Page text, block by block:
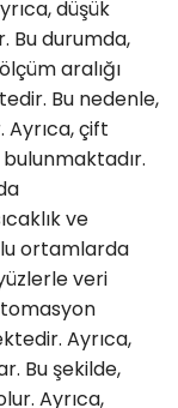
düşük
Bu durumda,
aralığı
Bu nedenle,
Ayrıca, çift
ve
ortamlarda
veri
Ayrıca,
Bu şekilde,
Ayrıca,